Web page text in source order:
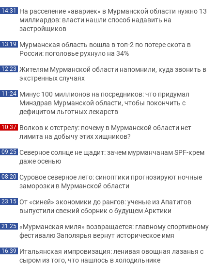
14:31 На расселение «авариек» в Мурманской области нужно 13
миллиардов: власти нашли способ надавить на
застройщиков
13:19 Мурманская область вошла в топ-2 по потере скота в
России: поголовье рухнуло на 34%
12:23 Жителям Мурманской области напомнили, куда звонить в
экстренных случаях
11:24 Минус 100 миллионов на посредников: что придумал
Минздрав Мурманской области, чтобы покончить с
дефицитом льготных лекарств
10:37 Волков к отстрелу: почему в Мурманской области нет
лимита на добычу этих хищников?
09:25 Северное солнце не щадит: зачем мурманчанам SPF-крем
даже осенью
08:20 Суровое северное лето: синоптики прогнозируют ночные
заморозки в Мурманской области
23:15 От «синей» экономики до рангов: ученые из Апатитов
выпустили свежий сборник о будущем Арктики
21:25 «Мурманская миля» возвращается: главному спортивному
фестивалю Заполярья вернут историческое имя
16:39 Итальянская импровизация: ленивая овощная лазанья с
сыром из того, что нашлось в холодильнике